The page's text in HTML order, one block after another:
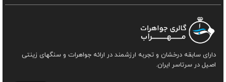
دارای سابقه درخشان و تجربه ارزشمند در ارائه جواهرات و سنگهای زینتی
اصیل در سرتاسر ایران.